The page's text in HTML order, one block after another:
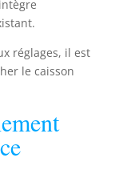
réglages, il est
le caisson